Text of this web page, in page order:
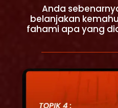
Anda
belanjakan
fahami apa yang